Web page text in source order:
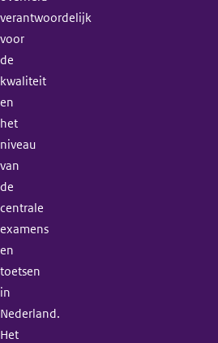
verantwoordelijk
voor
de
kwaliteit
en
het
niveau
van
de
centrale
examens
en
toetsen
in
Nederland.
Het